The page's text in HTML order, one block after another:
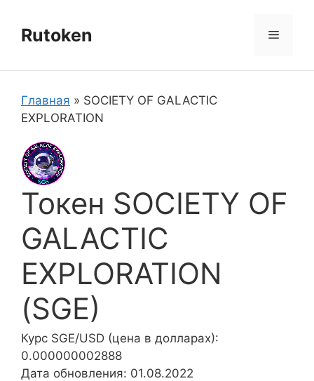
содержимому
Rutoken Меню
Главная » SOCIETY OF GALACTIC
EXPLORATION
Токен SOCIETY OF
GALACTIC
EXPLORATION
(SGE)
Курс SGE/USD (цена в долларах):
0.000000002888
Дата обновления: 01.08.2022